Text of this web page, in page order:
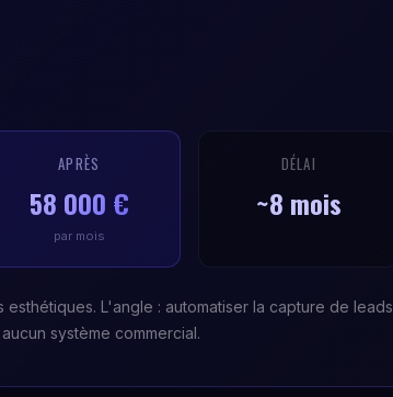
APRÈS
58 000 €
par mois
DÉLAI
~8 mois
L'angle : automatiser la capture de leads
système commercial.